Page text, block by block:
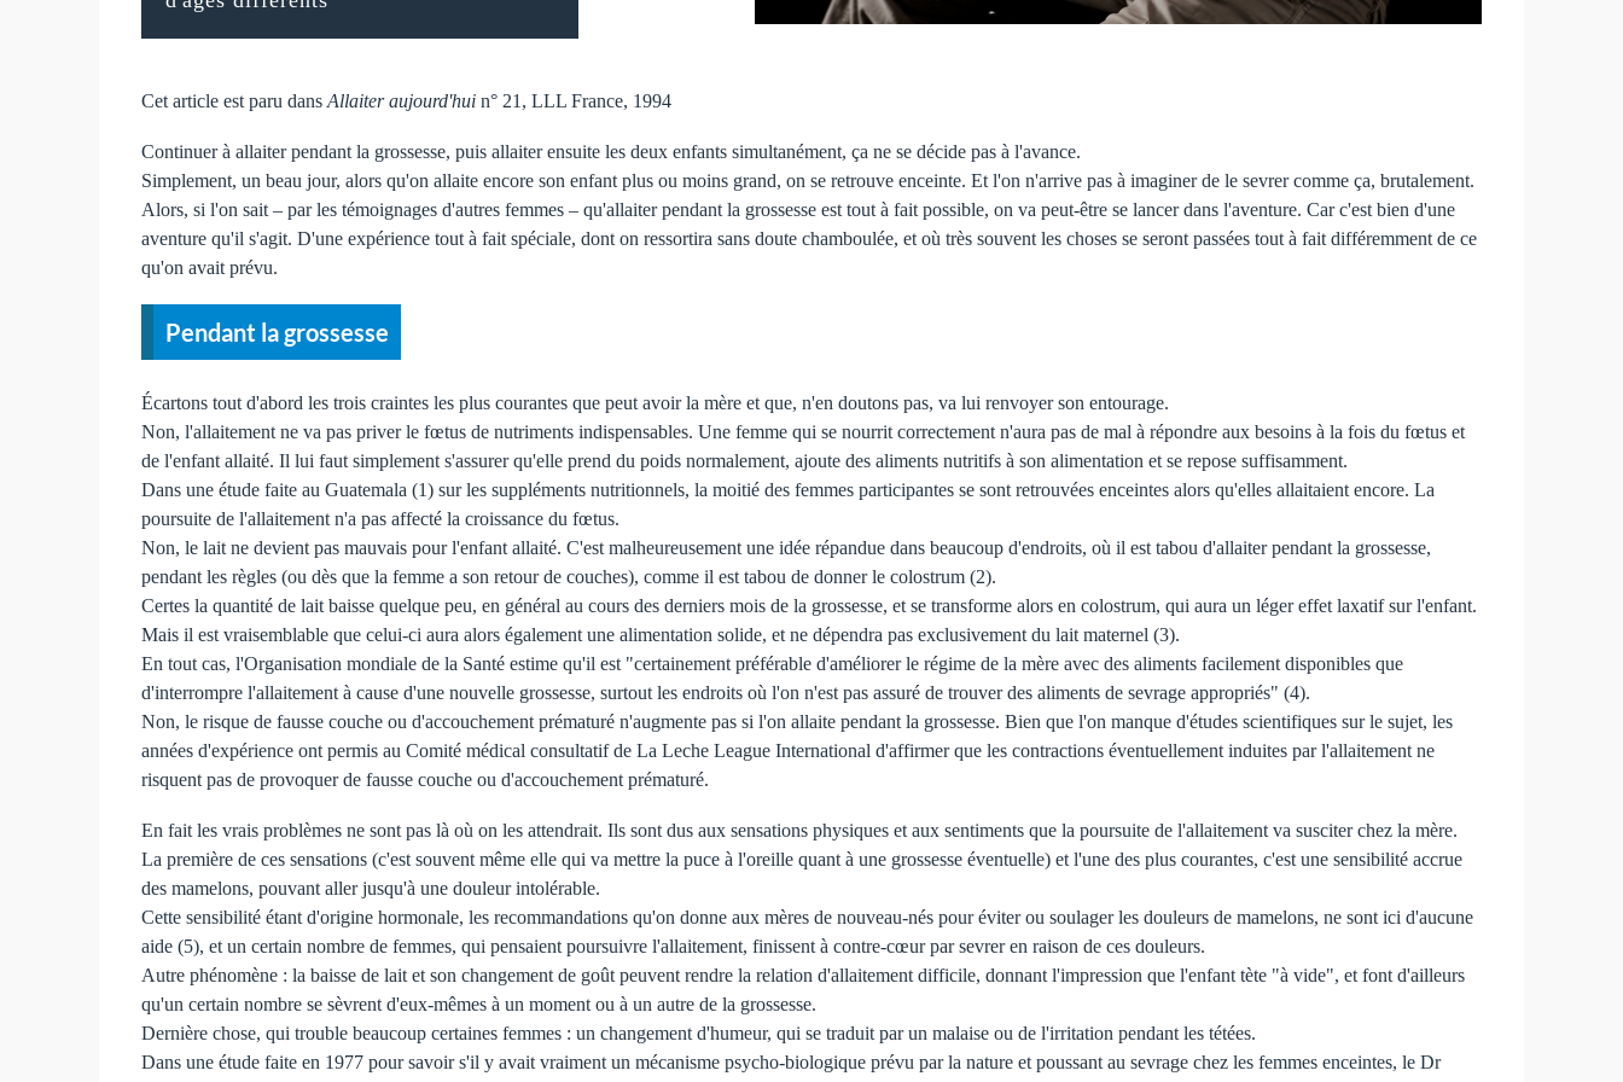
Cet article est paru dansAllaiter aujourd'hui n° 21, LLL France, 1994
Continuer à allaiter pendant la grossesse, puis allaiter ensuite les deux enfants simultanément, ça ne se décide pas à l'avance.
Simplement, un beau jour, alors qu'on allaite encore son enfant plus ou moins grand, on se retrouve enceinte. Et l'on n'arrive pas à imaginer de le sevrer comme ça, brutalement.
Alors, si l'on sait – par les témoignages d'autres femmes – qu'allaiter pendant la grossesse est tout à fait possible, on va peut-être se lancer dans l'aventure. Car c'est bien d'une
aventure qu'il s'agit. D'une expérience tout à fait spéciale, dont on ressortira sans doute chamboulée, et où très souvent les choses se seront passées tout à fait différemment de ce
qu'on avait prévu.
Pendant la grossesse
Écartons tout d'abord les trois craintes les plus courantes que peut avoir la mère et que, n'en doutons pas, va lui renvoyer son entourage.
Non, l'allaitement ne va pas priver le fœtus de nutriments indispensables. Une femme qui se nourrit correctement n'aura pas de mal à répondre aux besoins à la fois du fœtus et
de l'enfant allaité. Il lui faut simplement s'assurer qu'elle prend du poids normalement, ajoute des aliments nutritifs à son alimentation et se repose suffisamment.
Dans une étude faite au Guatemala (1) sur les suppléments nutritionnels, la moitié des femmes participantes se sont retrouvées enceintes alors qu'elles allaitaient encore. La
poursuite de l'allaitement n'a pas affecté la croissance du fœtus.
Non, le lait ne devient pas mauvais pour l'enfant allaité. C'est malheureusement une idée répandue dans beaucoup d'endroits, où il est tabou d'allaiter pendant la grossesse,
pendant les règles (ou dès que la femme a son retour de couches), comme il est tabou de donner le colostrum (2).
Certes la quantité de lait baisse quelque peu, en général au cours des derniers mois de la grossesse, et se transforme alors en colostrum, qui aura un léger effet laxatif sur l'enfant.
Mais il est vraisemblable que celui-ci aura alors également une alimentation solide, et ne dépendra pas exclusivement du lait maternel (3).
En tout cas, l'Organisation mondiale de la Santé estime qu'il est "certainement préférable d'améliorer le régime de la mère avec des aliments facilement disponibles que
d'interrompre l'allaitement à cause d'une nouvelle grossesse, surtout les endroits où l'on n'est pas assuré de trouver des aliments de sevrage appropriés" (4).
Non, le risque de fausse couche ou d'accouchement prématuré n'augmente pas si l'on allaite pendant la grossesse. Bien que l'on manque d'études scientifiques sur le sujet, les
années d'expérience ont permis au Comité médical consultatif de La Leche League International d'affirmer que les contractions éventuellement induites par l'allaitement ne
risquent pas de provoquer de fausse couche ou d'accouchement prématuré.
En fait les vrais problèmes ne sont pas là où on les attendrait. Ils sont dus aux sensations physiques et aux sentiments que la poursuite de l'allaitement va susciter chez la mère.
La première de ces sensations (c'est souvent même elle qui va mettre la puce à l'oreille quant à une grossesse éventuelle) et l'une des plus courantes, c'est une sensibilité accrue
des mamelons, pouvant aller jusqu'à une douleur intolérable.
Cette sensibilité étant d'origine hormonale, les recommandations qu'on donne aux mères de nouveau-nés pour éviter ou soulager les douleurs de mamelons, ne sont ici d'aucune
aide (5), et un certain nombre de femmes, qui pensaient poursuivre l'allaitement, finissent à contre-cœur par sevrer en raison de ces douleurs.
Autre phénomène : la baisse de lait et son changement de goût peuvent rendre la relation d'allaitement difficile, donnant l'impression que l'enfant tète "à vide", et font d'ailleurs
qu'un certain nombre se sèvrent d'eux-mêmes à un moment ou à un autre de la grossesse.
Dernière chose, qui trouble beaucoup certaines femmes : un changement d'humeur, qui se traduit par un malaise ou de l'irritation pendant les tétées.
Dans une étude faite en 1977 pour savoir s'il y avait vraiment un mécanisme psycho-biologique prévu par la nature et poussant au sevrage chez les femmes enceintes, le Dr